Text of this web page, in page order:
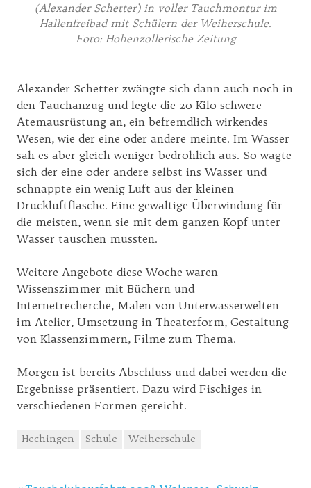
(Alexander Schetter) in voller Tauchmontur im
Hallenfreibad mit Schülern der Weiherschule.
Foto: Hohenzollerische Zeitung
Alexander Schetter zwängte sich dann auch noch in
den Tauchanzug und legte die 20 Kilo schwere
Atemausrüstung an, ein befremdlich wirkendes
Wesen, wie der eine oder andere meinte. Im Wasser
sah es aber gleich weniger bedrohlich aus. So wagte
sich der eine oder andere selbst ins Wasser und
schnappte ein wenig Luft aus der kleinen
Druckluftflasche. Eine gewaltige Überwindung für
die meisten, wenn sie mit dem ganzen Kopf unter
Wasser tauschen mussten.
Weitere Angebote diese Woche waren
Wissenszimmer mit Büchern und
Internetrecherche, Malen von Unterwasserwelten
im Atelier, Umsetzung in Theaterform, Gestaltung
von Klassenzimmern, Filme zum Thema.
Morgen ist bereits Abschluss und dabei werden die
Ergebnisse präsentiert. Dazu wird Fischiges in
verschiedenen Formen gereicht.
Hechingen Schule Weiherschule